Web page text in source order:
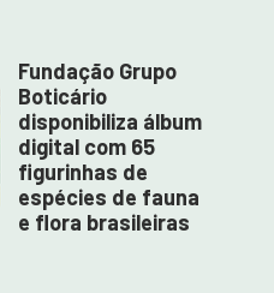
Fundação Grupo
Boticário
disponibiliza álbum
digital com 65
figurinhas de
espécies de fauna
e flora brasileiras